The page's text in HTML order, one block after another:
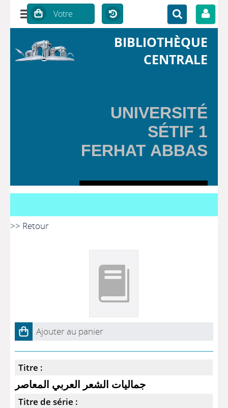
BIBLIOTHÈQUE
CENTRALE
UNIVERSITÉ
SÉTIF 1
FERHAT ABBAS
>> Retour
Ajouter au panier
Titre :
جماليات الشعر العربي المعاصر
Titre de série :